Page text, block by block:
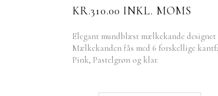
KR.310.00 INKL. MOMS
Elegant mundblæst mælkekande
Mælkekanden fås med 6 forskellige
Pink, Pastelgrøn og klar.